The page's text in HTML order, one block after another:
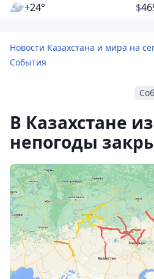
+24° $
Новости Казахстана и мира на
События
В Казахстане
непогоды